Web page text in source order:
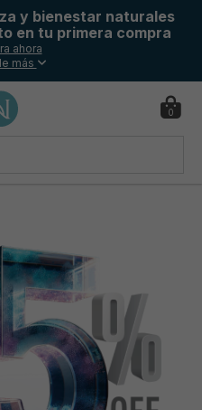
y bienestar naturales
en tu primera compra
ahora
más
0